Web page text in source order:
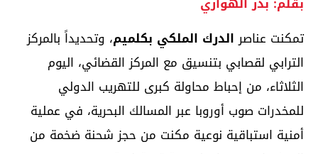
تمكنت عناصرالدرك الملكي بكلميم، وتحديداً بالمركز
الترابي لقصابي بتنسيق مع المركز القضائي، اليوم
الثلاثاء، من إحباط محاولة كبرى للتهريب الدولي
للمخدرات صوب أوروبا عبر المسالك البحرية، في عملية
أمنية استباقية نوعية مكنت من حجز شحنة ضخمة من